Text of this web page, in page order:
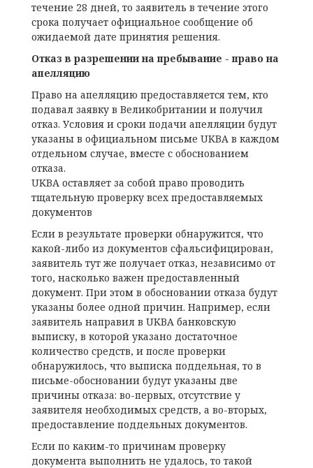
течение 28 дней, то заявитель в течение этого
срока получает официальное сообщение об
ожидаемой дате принятия решения.
Отказ в разрешении на пребывание - право на
апелляцию
Право на апелляцию предоставляется тем, кто
подавал заявку в Великобритании и получил
отказ. Условия и сроки подачи апелляции будут
указаны в официальном письме UKBA в каждом
отдельном случае, вместе с обоснованием
отказа.
UKBA оставляет за собой право проводить
тщательную проверку всех предоставляемых
документов
Если в результате проверки обнаружится, что
какой-либо из документов сфальсифицирован,
заявитель тут же получает отказ, независимо от
того, насколько важен предоставленный
документ. При этом в обосновании отказа будут
указаны более одной причин. Например, если
заявитель направил в UKBA банковскую
выписку, в которой указано достаточное
количество средств, и после проверки
обнаружилось, что выписка поддельная, то в
письме-обосновании будут указаны две
причины отказа: во-первых, отсутствие у
заявителя необходимых средств, а во-вторых,
предоставление поддельных документов.
Если по каким-то причинам проверку
документа выполнить не удалось, то такой